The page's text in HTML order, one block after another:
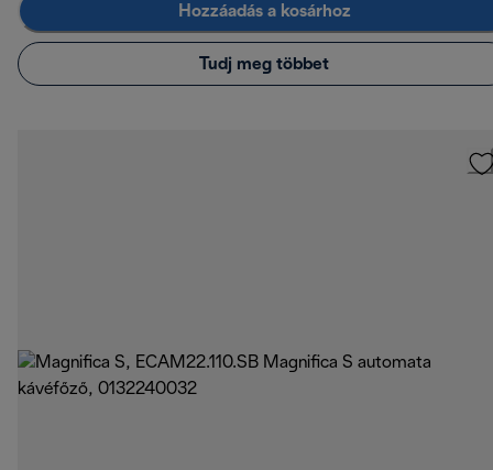
Hozzáadás a kosárhoz
Tudj meg többet